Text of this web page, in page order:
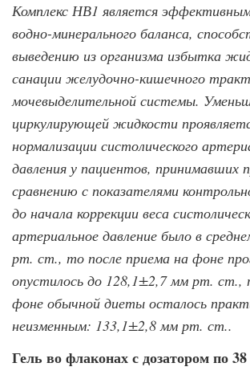
Комплекс НВ1 является
водно-минерального баланса,
выведению из организма избытка
санации желудочно-ки­шечного
мочевыделительной системы.
циркулирующей жидкости
нормализации систолического
давления у па­циентов, принимавших
сравнению с показателями
до начала коррекции веса
артериальное давление было в
рт. ст., то после приема на фоне
опустилось до 128,1±2,7 мм рт. ст.,
фоне обычной диеты осталось
неизмен­ным: 133,1±2,8 мм рт. ст..
Гель во флаконах с дозатором по 38